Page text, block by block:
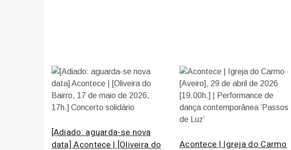
[Adiado: aguarda-se nova
data] Acontece | [Oliveira do
Acontece | Igreja do Carmo